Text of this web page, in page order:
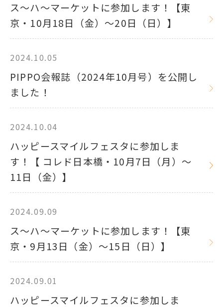
ス～ハ～マーケットに参加します！【東
京・10月18日（金）～20日（日）】
2024.10.05
PIPPO会報誌（2024年10月号）を公開し
ました！
2024.10.04
ハッピースマイルフェスタに参加しま
す！【 コレド日本橋・10月7日（月）～
11日（金）】
2024.09.09
ス～ハ～マーケットに参加します！【東
京・9月13日（金）～15日（日）】
2024.09.01
ハッピースマイルフェスタに参加しま